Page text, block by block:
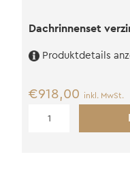
Dachrinnenset
Produktdetails
€918,00 inkl. MwSt.
Dachrinnenset